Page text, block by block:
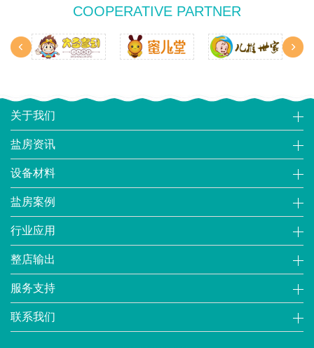
COOPERATIVE PARTNER
关于我们
盐房资讯
设备材料
盐房案例
行业应用
整店输出
服务支持
联系我们